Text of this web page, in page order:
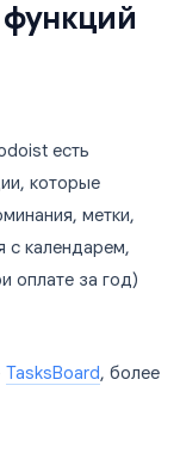
есть
которые
метки,
с календарем,
оплате за год)
TasksBoard, более